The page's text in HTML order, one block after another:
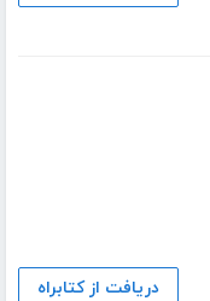
دریافت از کتابراه